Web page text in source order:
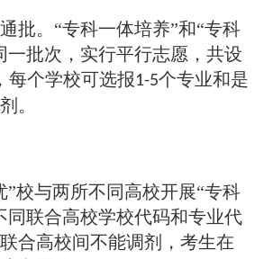
批。“专科一体培养”和“专科
一批次，实行平行志愿，共设
每个学校可选报 1-5个专业和是
。
”校与两所不同高校开展“专科
同联合高校学校代码和专业代
合高校间不能调剂，考生在